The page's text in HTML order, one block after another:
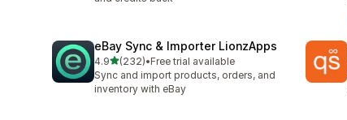
eBay Sync & Importer LionzApps
4.9เต็ม 5 ดาว
(232)
ทั้งหมด 232 รีวิว
•Free trial available
Sync and import products, orders, and
inventory with eBay